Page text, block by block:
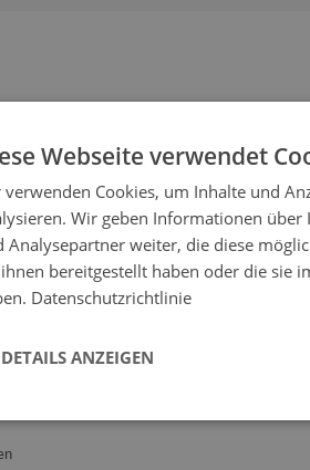
cm, 140x70 cm
Webseite verwendet
verwenden Cookies, um Inhalte und
Wir geben Informationen über
Analysepartner weiter, die diese
ihnen bereitgestellt haben oder die sie
Datenschutzrichtlinie
DETAILS ANZEIGEN